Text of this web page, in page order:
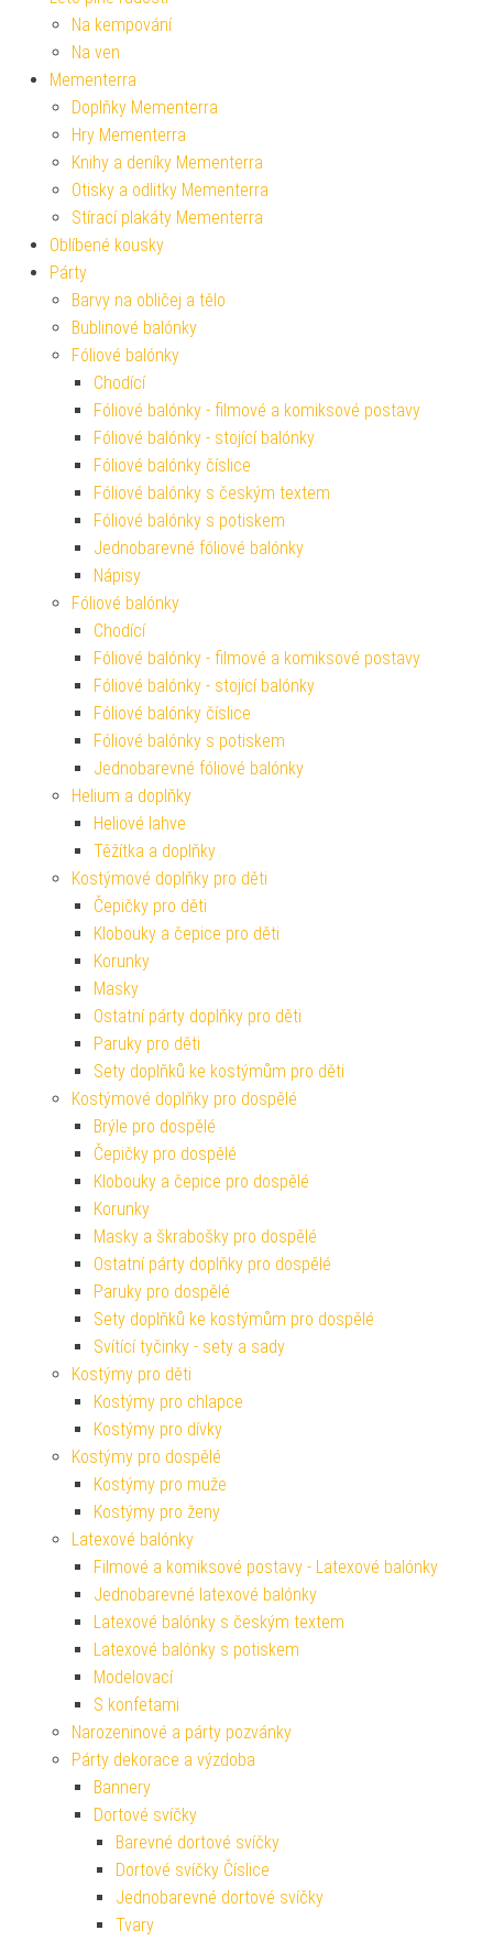
Na kempování
Na ven
Mementerra
Doplňky Mementerra
Hry Mementerra
Knihy a deníky Mementerra
Otisky a odlitky Mementerra
Stírací plakáty Mementerra
Oblíbené kousky
Párty
Barvy na obličej a tělo
Bublinové balónky
Fóliové balónky
Chodící
Fóliové balónky - filmové a komiksové postavy
Fóliové balónky - stojící balónky
Fóliové balónky číslice
Fóliové balónky s českým textem
Fóliové balónky s potiskem
Jednobarevné fóliové balónky
Nápisy
Fóliové balónky
Chodící
Fóliové balónky - filmové a komiksové postavy
Fóliové balónky - stojící balónky
Fóliové balónky číslice
Fóliové balónky s potiskem
Jednobarevné fóliové balónky
Helium a doplňky
Heliové lahve
Těžítka a doplňky
Kostýmové doplňky pro děti
Čepičky pro děti
Klobouky a čepice pro děti
Korunky
Masky
Ostatní párty doplňky pro děti
Paruky pro děti
Sety doplňků ke kostýmům pro děti
Kostýmové doplňky pro dospělé
Brýle pro dospělé
Čepičky pro dospělé
Klobouky a čepice pro dospělé
Korunky
Masky a škrabošky pro dospělé
Ostatní párty doplňky pro dospělé
Paruky pro dospělé
Sety doplňků ke kostýmům pro dospělé
Svítící tyčinky - sety a sady
Kostýmy pro děti
Kostýmy pro chlapce
Kostýmy pro dívky
Kostýmy pro dospělé
Kostýmy pro muže
Kostýmy pro ženy
Latexové balónky
Filmové a komiksové postavy - Latexové balónky
Jednobarevné latexové balónky
Latexové balónky s českým textem
Latexové balónky s potiskem
Modelovací
S konfetami
Narozeninové a párty pozvánky
Párty dekorace a výzdoba
Bannery
Dortové svíčky
Barevné dortové svíčky
Dortové svíčky Číslice
Jednobarevné dortové svíčky
Tvary